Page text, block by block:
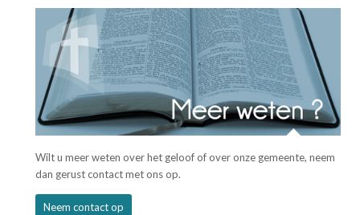
Wilt u meer weten over het geloof of over onze gemeente, neem
dan gerust contact met ons op.
Neem contact op